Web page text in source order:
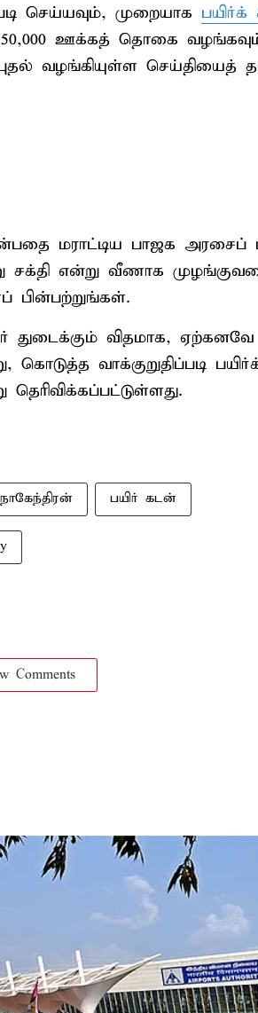
செய்யவும், முறையாக
ரூ.50,000 ஊக்கத் தொகை
வழங்கியுள்ள செய்தியைத்
மராட்டிய பாஜக அரசைப்
சக்தி என்று வீணாக
பின்பற்றுங்கள்.
துடைக்கும் விதமாக, ஏற்கனவே
கொடுத்த வாக்குறுதிப்படி
பயிர் கடன்
Comments